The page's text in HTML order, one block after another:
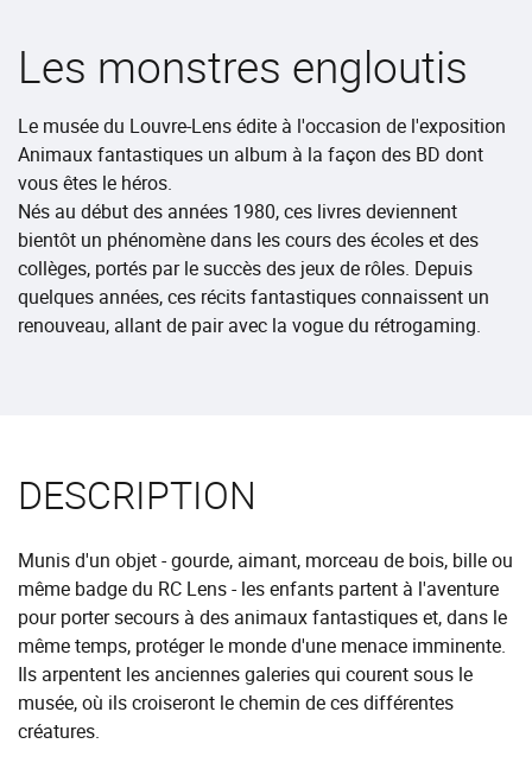
Les monstres engloutis
Le musée du Louvre-Lens édite à l'occasion de l'exposition
Animaux fantastiques un album à la façon des BD dont
vous êtes le héros.
Nés au début des années 1980, ces livres deviennent
bientôt un phénomène dans les cours des écoles et des
collèges, portés par le succès des jeux de rôles. Depuis
quelques années, ces récits fantastiques connaissent un
renouveau, allant de pair avec la vogue du rétrogaming.
DESCRIPTION
Munis d'un objet - gourde, aimant, morceau de bois, bille ou
même badge du RC Lens - les enfants partent à l'aventure
pour porter secours à des animaux fantastiques et, dans le
même temps, protéger le monde d'une menace imminente.
Ils arpentent les anciennes galeries qui courent sous le
musée, où ils croiseront le chemin de ces différentes
créatures.